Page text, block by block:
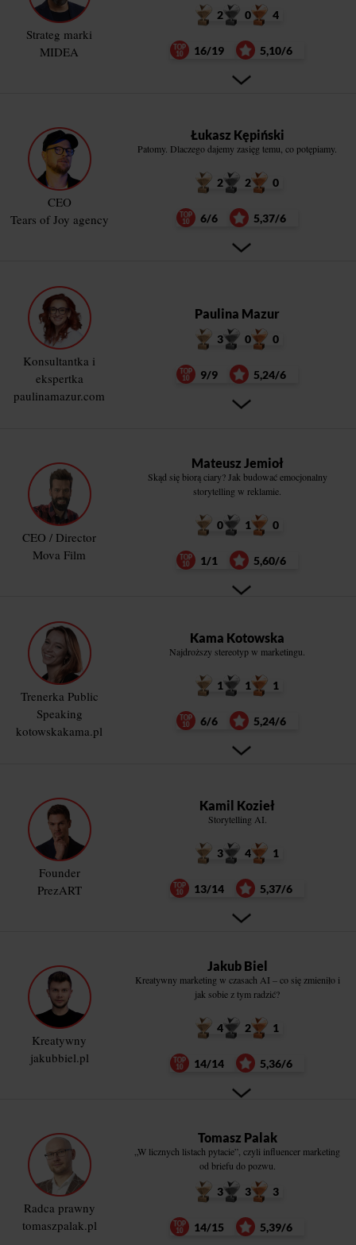
Strateg marki
MIDEA
2 0 4
16/19 5,10/6
CEO
Tears of Joy agency
Łukasz Kępiński
Patomy. Dlaczego dajemy zasięg temu, co potępiamy.
2 2 0
6/6 5,37/6
Konsultantka i
ekspertka
paulinamazur.com
Paulina Mazur
3 0 0
9/9 5,24/6
CEO / Director
Mova Film
Mateusz Jemioł
Skąd się biorą ciary? Jak budować emocjonalny
storytelling w reklamie.
0 1 0
1/1 5,60/6
Trenerka Public
Speaking
kotowskakama.pl
Kama Kotowska
Najdroższy stereotyp w marketingu.
1 1 1
6/6 5,24/6
Founder
PrezART
Kamil Kozieł
Storytelling AI.
3 4 1
13/14 5,37/6
Kreatywny
jakubbiel.pl
Jakub Biel
Kreatywny marketing w czasach AI – co się zmieniło i
jak sobie z tym radzić?
4 2 1
14/14 5,36/6
Radca prawny
tomaszpalak.pl
Tomasz Palak
„W licznych listach pytacie”, czyli influencer marketing
od briefu do pozwu.
3 3 3
14/15 5,39/6